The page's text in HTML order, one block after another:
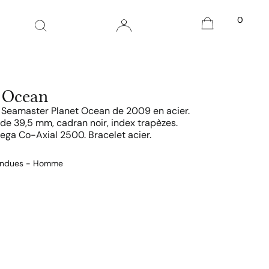
0
Planet Ocean de 2009 en acier.
39,5 mm, cadran noir, index trapèzes.
Co-Axial 2500. Bracelet acier.
- Homme